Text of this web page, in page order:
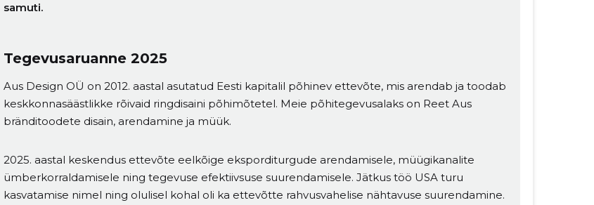
samuti.
Tegevusaruanne 2025
Aus Design OÜ on 2012. aastal asutatud Eesti kapitalil põhinev ettevõte, mis arendab ja toodab
keskkonnasäästlikke rõivaid ringdisaini põhimõtetel. Meie põhitegevusalaks on Reet Aus
bränditoodete disain, arendamine ja müük.
2025. aastal keskendus ettevõte eelkõige eksporditurgude arendamisele, müügikanalite
ümberkorraldamisele ning tegevuse efektiivsuse suurendamisele. Jätkus töö USA turu
kasvatamise nimel ning olulisel kohal oli ka ettevõtte rahvusvahelise nähtavuse suurendamine.